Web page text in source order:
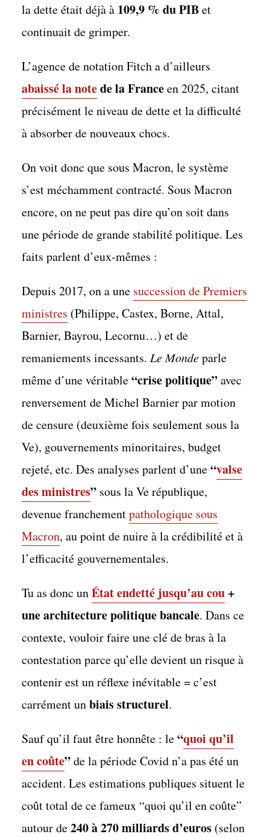
Rapport FIDH :
« décrochage
démocratique » pour
la dette était déjà à 109,9 % du PIBet
continuait de grimper.
L’agence de notation Fitch a d’ailleurs
abaissé la notede la Franceen 2025, citant
précisément le niveau de dette et la difficulté
à absorber de nouveaux chocs.
On voit donc que sous Macron, le système
s’est méchamment contracté. Sous Macron
encore, on ne peut pas dire qu’on soit dans
une période de grande stabilité politique. Les
faits parlent d’eux-mêmes :
Depuis 2017, on a une succession de Premiers
ministres (Philippe, Castex, Borne, Attal,
Barnier, Bayrou, Lecornu…) et de
remaniements incessants. Le Mondeparle
même d’une véritable“crise politique”avec
renversement de Michel Barnier par motion
de censure (deuxième fois seulement sous la
Ve), gouvernements minoritaires, budget
rejeté, etc. Des analyses parlent d’une“valse
des ministres”sous la Ve république,
devenue franchementpathologique sous
Macron, au point de nuire à la crédibilité et à
l’efficacité gouvernementales.
Tu as donc unÉtat endetté jusqu’au cou+
une architecture politique bancale. Dans ce
contexte, vouloir faire une clé de bras à la
contestation parce qu’elle devient un risque à
contenir est un réflexe inévitable = c’est
carrément unbiais structurel.
Sauf qu’il faut être honnête : le“quoi qu’il
en coûte”de la période Covid n’a pas été un
accident. Les estimations publiques situent le
coût total de ce fameux “quoi qu’il en coûte”
autour de240 à 270 milliards d’euros(selon